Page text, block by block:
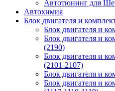
Автотюнинг для
Автохимия
Блок двигателя и
Блок двигателя и
Блок двигателя и
(2190)
Блок двигателя и
(2101-2107)
Блок двигателя и
Блок двигателя и